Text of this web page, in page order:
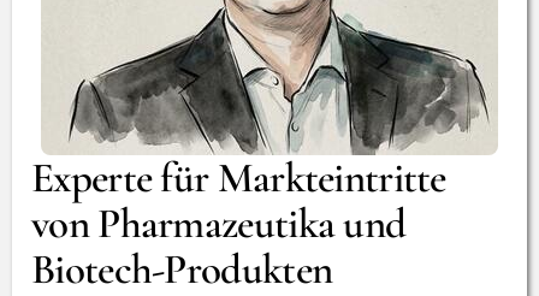
Experte für Markteintritte
von Pharmazeutika und
Biotech-Produkten